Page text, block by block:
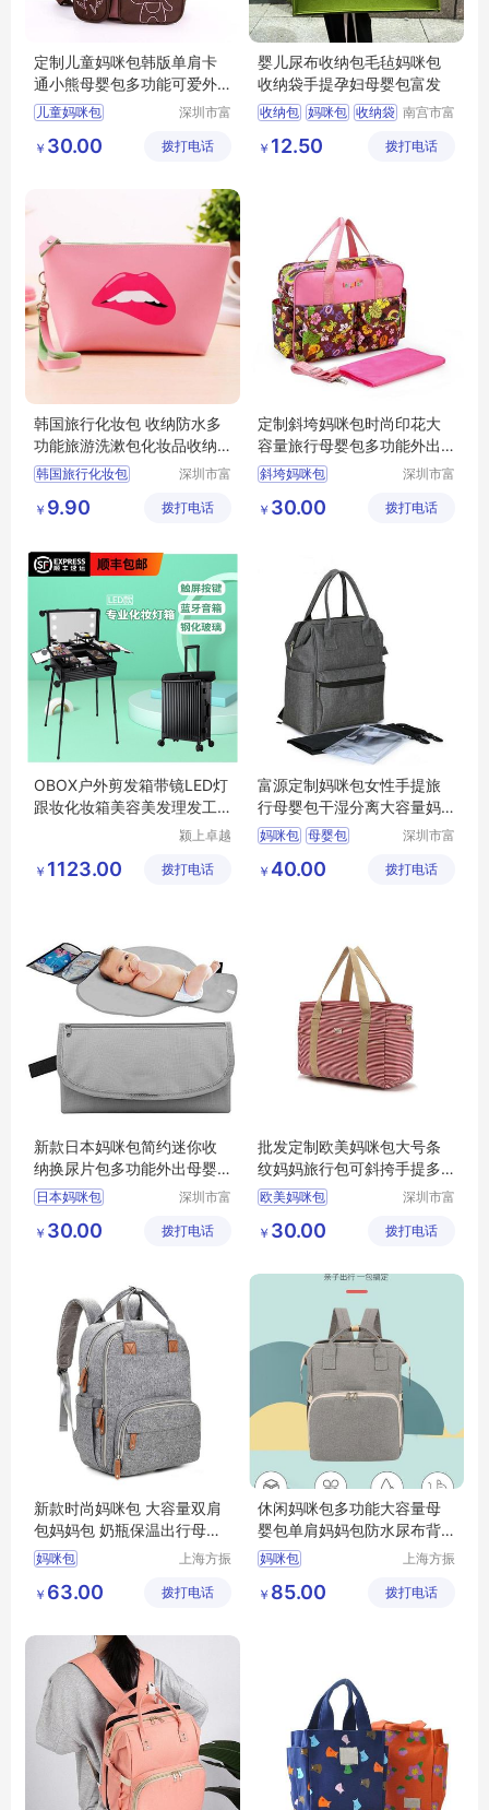
定制儿童妈咪包韩版单肩卡
通小熊母婴包多功能可爱外
出妈妈收纳尿片包
儿童妈咪包
深圳市富
限公司
￥ 30.00 拨打电话
婴儿尿布收纳包毛毡妈咪包
收纳袋手提孕妇母婴包富发
收纳包 妈咪包 收纳袋 南宫市富
限公司
￥ 12.50 拨打电话
韩国旅行化妆包 收纳防水多
功能旅游洗漱包化妆品收纳
包
韩国旅行化妆包
深圳市富
限公司
￥ 9.90 拨打电话
定制斜垮妈咪包时尚印花大
容量旅行母婴包多功能外出
方便携带收纳妈妈包
斜垮妈咪包
深圳市富
限公司
￥ 30.00 拨打电话
OBOX户外剪发箱带镜LED灯
跟妆化妆箱美容美发理发工
颍上卓越
有限公司
￥ 1123.00 拨打电话
富源定制妈咪包女性手提旅
行母婴包干湿分离大容量妈
咪袋
妈咪包 母婴包
深圳市富
限公司
￥ 40.00 拨打电话
新款日本妈咪包简约迷你收
纳换尿片包多功能外出母婴
收纳包手拿包
日本妈咪包
深圳市富
限公司
￥ 30.00 拨打电话
批发定制欧美妈咪包大号条
纹妈妈旅行包可斜挎手提多
功能母婴用品收纳包
欧美妈咪包
深圳市富
限公司
￥ 30.00 拨打电话
新款时尚妈咪包 大容量双肩
包妈妈包 奶瓶保温出行母婴
包
妈咪包
上海方振
有限公司
￥ 63.00 拨打电话
休闲妈咪包多功能大容量母
婴包单肩妈妈包防水尿布背
包
妈咪包
上海方振
有限公司
￥ 85.00 拨打电话